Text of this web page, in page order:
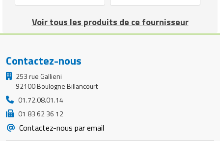
Voir tous les produits de ce fournisseur
Contactez-nous
253 rue Gallieni
92100 Boulogne Billancourt
01.72.08.01.14
01 83 62 36 12
Contactez-nous par email